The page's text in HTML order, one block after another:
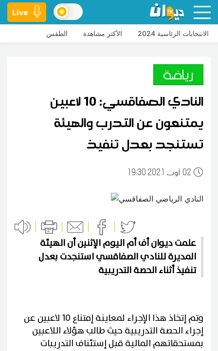
Live
الانتخابات الرئاسية 2024 الأكثر مشاهدة الطقس
رياضة
النادي الصفاقسي: 10 لاعبين
يمتنعون عن التدرب والهيئة
تستنجد بعدل تنفيذ
0219:30 2021 أوت
علمت ديوان أف أم اليوم الإثنين أن الهيئة
المديرة للنادي الصفاقسي استنجدت بعدل
تنفيذ أثناء الحصة التدريبية
وتم إتخاذ هذا الإجراء لمعاينة إمتناع 10 لاعبين عن
إجراء الحصة التدريبية حيث طالب هؤلاء اللاعبين
بمستحقاتهم المالية قبل إستئناف التدريبات